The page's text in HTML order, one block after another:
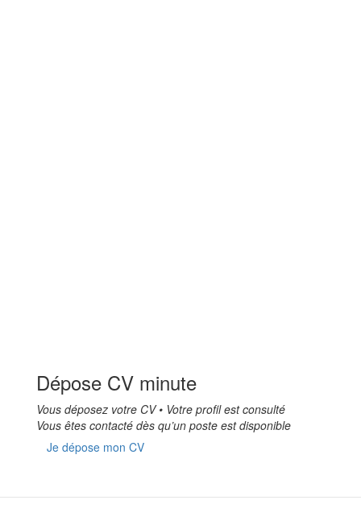
Dépose CV minute
Vous déposez votre CV • Votre profil est consulté
Vous êtes contacté dès qu’un poste est disponible
Je dépose mon CV